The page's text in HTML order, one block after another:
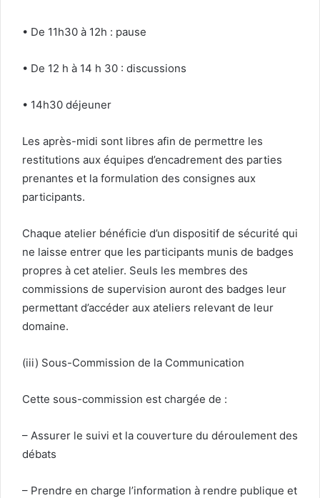
• De 11h30 à 12h : pause
• De 12 h à 14 h 30 : discussions
• 14h30 déjeuner
Les après-midi sont libres afin de permettre les
restitutions aux équipes d’encadrement des parties
prenantes et la formulation des consignes aux
participants.
Chaque atelier bénéficie d’un dispositif de sécurité qui
ne laisse entrer que les participants munis de badges
propres à cet atelier. Seuls les membres des
commissions de supervision auront des badges leur
permettant d’accéder aux ateliers relevant de leur
domaine.
(iii) Sous-Commission de la Communication
Cette sous-commission est chargée de :
– Assurer le suivi et la couverture du déroulement des
débats
– Prendre en charge l’information à rendre publique et